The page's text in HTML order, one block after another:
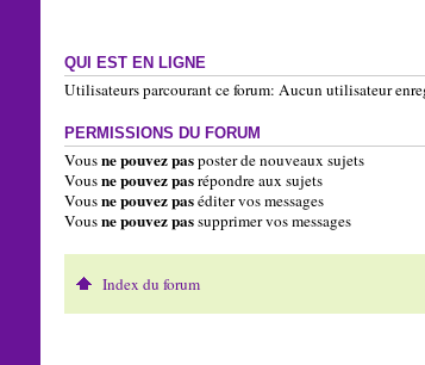
QUI EST EN LIGNE
Utilisateurs parcourant ce forum: Aucun utilisateur
PERMISSIONS DU FORUM
Vousne pouvez pasposter de nouveaux sujets
Vousne pouvez pasrépondre aux sujets
Vousne pouvez paséditer vos messages
Vousne pouvez passupprimer vos messages
Index du forum